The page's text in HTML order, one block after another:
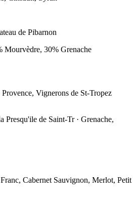
de Pibarnon
Mourvèdre, 30% Grenache
Vignerons de St-Tropez
Presqu'ile de Saint-Tr · Grenache,
Cabernet Sauvignon, Merlot, Petit